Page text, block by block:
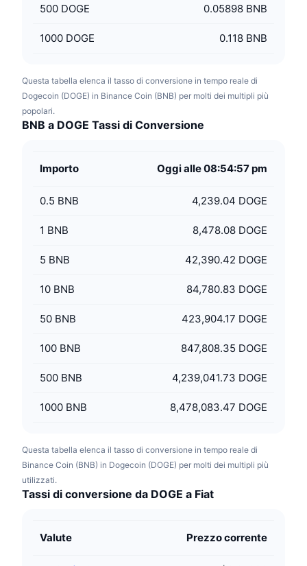
500 DOGE 0.05898 BNB
1000 DOGE 0.118 BNB
Questa tabella elenca il tasso di conversione in tempo reale di
Dogecoin (DOGE) in Binance Coin (BNB) per molti dei multipli più
popolari.
BNB a DOGE Tassi di Conversione
Importo Oggi alle 08:54:57 pm
0.5 BNB 4,239.04 DOGE
1 BNB 8,478.08 DOGE
5 BNB 42,390.42 DOGE
10 BNB 84,780.83 DOGE
50 BNB 423,904.17 DOGE
100 BNB 847,808.35 DOGE
500 BNB 4,239,041.73 DOGE
1000 BNB 8,478,083.47 DOGE
Questa tabella elenca il tasso di conversione in tempo reale di
Binance Coin (BNB) in Dogecoin (DOGE) per molti dei multipli più
utilizzati.
Tassi di conversione da DOGE a Fiat
Valute Prezzo corrente